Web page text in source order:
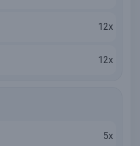
12x
12x
5x